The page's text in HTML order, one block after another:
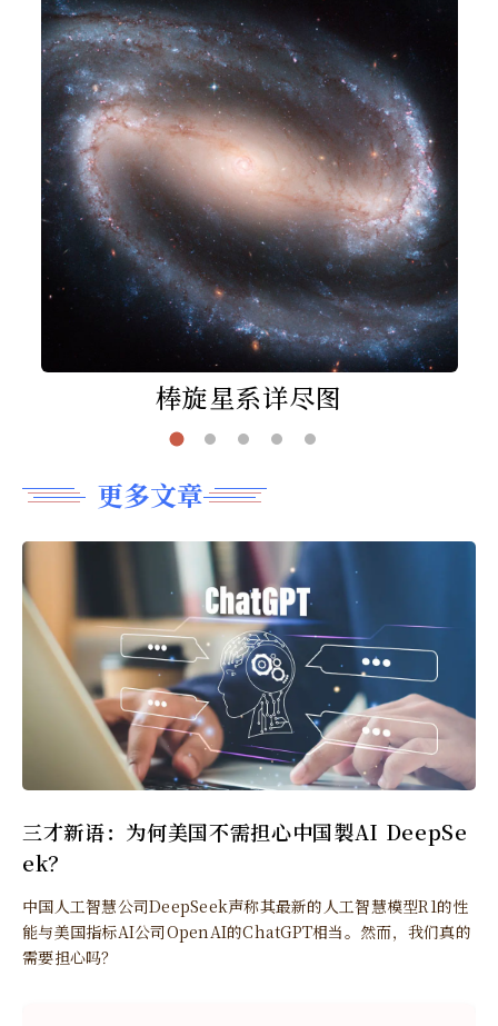
棒旋星系详尽图
更多文章
三才新语：为何美国不需担心中国製AI DeepSe
ek？
中国人工智慧公司DeepSeek声称其最新的人工智慧模型R1的性
能与美国指标AI公司OpenAI的ChatGPT相当。然而，我们真的
需要担心吗？